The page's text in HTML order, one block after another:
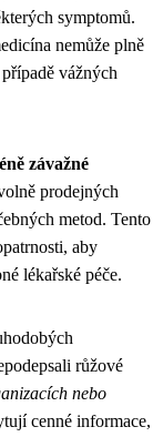
symptomů.
nemůže plně
vážných
závažné
prodejných
metod. Tento
aby
lékařské péče.
růžové
nebo
cenné informace,